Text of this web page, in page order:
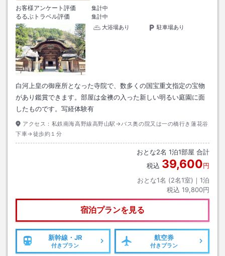
お客様アンケート評価
集計中
るるぶトラベル評価
集計中
大浴場あり
駐車場あり
白河上皇の御座所となった寺院で、数多くの国宝重文指定の宝物
があり鑑賞できます。部屋は金襖の入った新しい明るい庭園に面
したものです。写経体験有
アクセス： 私鉄南海高野線高野山駅→バス奥の院又は一の橋行き蓮花谷
下車→徒歩約１分
おとな2名 1泊1部屋 合計
税込 39,600円
おとな1名 (2名1室)｜ 1泊
税込 19,800円
宿泊プランを見る
新幹線・JR
付きプラン
航空券
付きプラン